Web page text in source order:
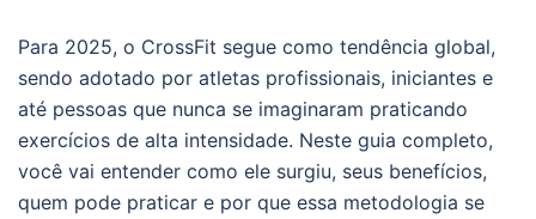
Para 2025, o CrossFit segue como tendência global,
sendo adotado por atletas profissionais, iniciantes e
até pessoas que nunca se imaginaram praticando
exercícios de alta intensidade. Neste guia completo,
você vai entender como ele surgiu, seus benefícios,
quem pode praticar e por que essa metodologia se